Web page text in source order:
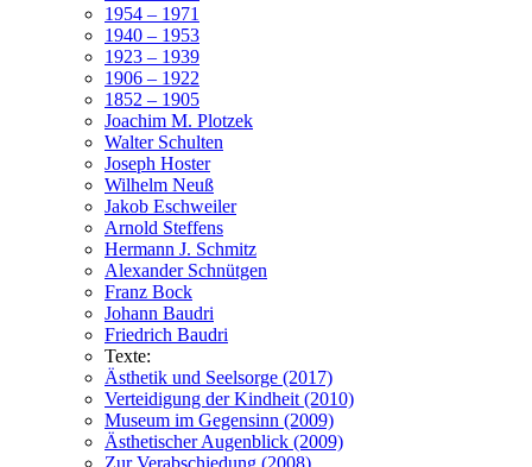
1954 – 1971
1940 – 1953
1923 – 1939
1906 – 1922
1852 – 1905
Joachim M. Plotzek
Walter Schulten
Joseph Hoster
Wilhelm Neuß
Jakob Eschweiler
Arnold Steffens
Hermann J. Schmitz
Alexander Schnütgen
Franz Bock
Johann Baudri
Friedrich Baudri
Texte:
Ästhetik und Seelsorge (2017)
Verteidigung der Kindheit (2010)
Museum im Gegensinn (2009)
Ästhetischer Augenblick (2009)
Zur Verabschiedung (2008)